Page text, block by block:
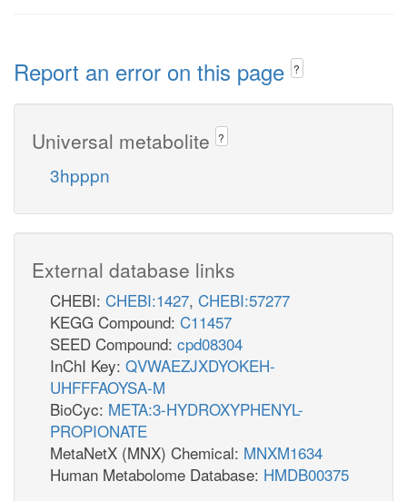
Report an error on this page ?
Universal metabolite ?
3hpppn
External database links
CHEBI: CHEBI:1427, CHEBI:57277
KEGG Compound: C11457
SEED Compound: cpd08304
InChI Key: QVWAEZJXDYOKEH-
UHFFFAOYSA-M
BioCyc: META:3-HYDROXYPHENYL-
PROPIONATE
MetaNetX (MNX) Chemical: MNXM1634
Human Metabolome Database: HMDB00375